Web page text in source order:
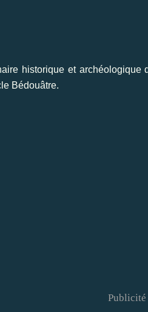
historique et archéologique
Bédouâtre.
Publicité